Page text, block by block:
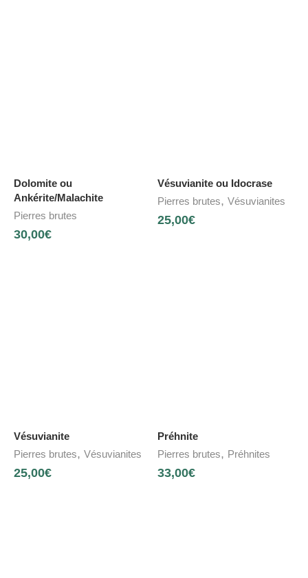
Dolomite ou
Ankérite/Malachite
Pierres brutes
30,00€
Vésuvianite ou Idocrase
Pierres brutes, Vésuvianites
25,00€
Vésuvianite
Pierres brutes, Vésuvianites
25,00€
Préhnite
Pierres brutes, Préhnites
33,00€